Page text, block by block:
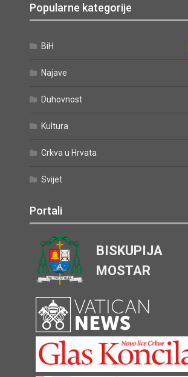
Popularne kategorije
BiH
Najave
Duhovnost
Kultura
Crkva u Hrvata
Svijet
Portali
BISKUPIJA
MOSTAR